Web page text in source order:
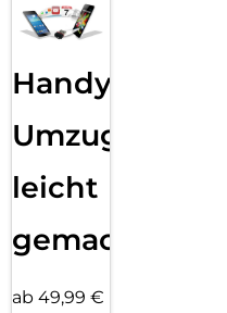
Handy
Umzug
leicht
gemacht!
ab 49,99 €